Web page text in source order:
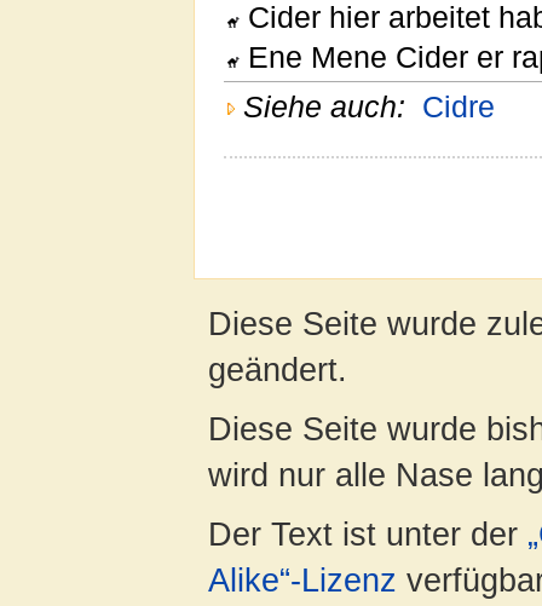
Cider hier arbeitet
Ene Mene Cider er
Siehe auch: Cidre
Diese Seite wurde
geändert.
Diese Seite wurde
wird nur alle Nase
Der Text ist unter der
Alike“-Lizenz